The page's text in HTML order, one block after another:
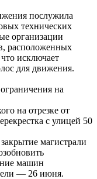
послужила
технических
организации
расположенных
исключает
для движения.
на
на отрезке от
с улицей 50
магистрали
машин
— 26 июня.